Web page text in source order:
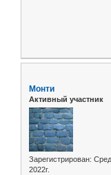
Монти
Активный участник
Зарегистрирован:
2022г.